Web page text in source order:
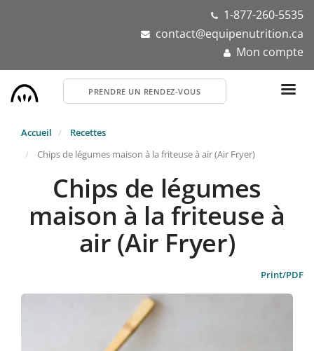
1-877-260-5535
contact@equipenutrition.ca
Mon compte
PRENDRE UN RENDEZ-VOUS
Accueil
Recettes
Chips de légumes maison à la friteuse à air (Air Fryer)
Chips de légumes
maison à la friteuse à
air (Air Fryer)
Print/PDF